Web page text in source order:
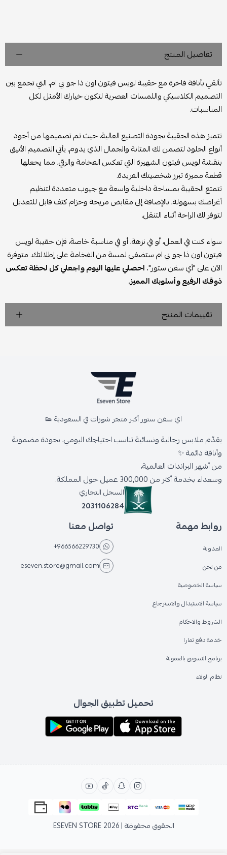
تفاصيل المنتج
تألقي بأناقة فاخرة مع حقيبة لويس فيتون اون ذا جو بي ام، التي تجمع بين
التصميم الكلاسيكي واللمسات العصرية لتكون خيارك الأمثل لكل
المناسبات.
تتميز هذه الحقيبة بجودة التصنيع العالية، حيث تم تصميمها من أجود
أنواع الجلود لتضمن لك المتانة والجمال الذي يدوم. يأتي التصميم الأنيق
بنقشة لويس فيتون الشهيرة التي تعكس الفخامة والرقي، مما يجعلها
قطعة مميزة تبرز شخصيتك الفريدة.
تتمتع الحقيبة بمساحة داخلية واسعة مع جيوب متعددة لتنظيم
أغراضك بسهولة، بالإضافة إلى مقابض مريحة وحزام كتف قابل للتعديل
لتوفر لك الراحة أثناء التنقل.
سواء كنت في العمل، أو في نزهة، أو في مناسبة خاصة، فإن حقيبة لويس
فيتون اون ذا جو بي ام ستضفي لمسة من الفخامة على إطلالتك. متوفرة
الآن على "أي سفن ستور"،احصلي عليها اليوم واجعلي كل لحظة تعكس
ذوقك الرفيع وأسلوبك المميز.
تقييمات المنتج
اي سفن ستور أكبر متجر شوزات في السعودية 👟
يقدّم ملابس رجالية ونسائية تناسب احتياجك اليومي، بجودة مضمونة
وأناقة دائمة ✨
من أشهر البراندات العالمية،
وسعداء بخدمة أكثر من 300,000 عميل حول المملكة.
السجل التجاري
2031106284
روابط مهمة
المدونة
من نحن
سياسة الخصوصية
سياسة الاستبدال والاسترجاع
الشروط والاحكام
خدمة دفع تمارا
برنامج التسويق بالعمولة
نظام الولاء
تواصل معنا
+966566229730
eseven.store@gmail.com
تحميل تطبيق الجوال
الحقوق محفوظة | 2026 ESEVEN STORE